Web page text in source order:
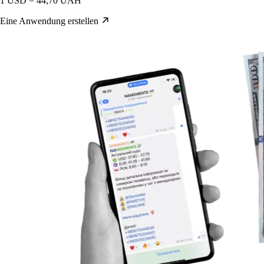
Eine Anwendung erstellen